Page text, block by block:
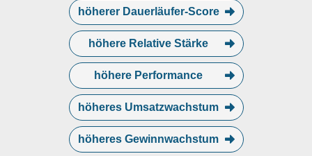
höherer Dauerläufer-Score
höhere Relative Stärke
höhere Performance
höheres Umsatzwachstum
höheres Gewinnwachstum